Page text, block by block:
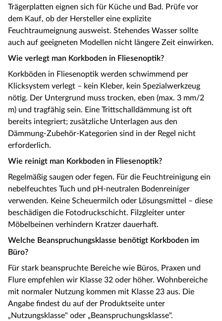
Trägerplatten eignen sich für Küche und Bad. Prüfe vor
dem Kauf, ob der Hersteller eine explizite
Feuchtraumeignung ausweist. Stehendes Wasser sollte
auch auf geeigneten Modellen nicht längere Zeit einwirken.
Wie verlegt man Korkboden in Fliesenoptik?
Korkböden in Fliesenoptik werden schwimmend per
Klicksystem verlegt – kein Kleber, kein Spezialwerkzeug
nötig. Der Untergrund muss trocken, eben (max. 3 mm/2
m) und tragfähig sein. Eine Trittschalldämmung ist oft
bereits integriert; zusätzliche Unterlagen aus den
Dämmung-Zubehör-Kategorien sind in der Regel nicht
erforderlich.
Wie reinigt man Korkboden in Fliesenoptik?
Regelmäßig saugen oder fegen. Für die Feuchtreinigung ein
nebelfeuchtes Tuch und pH-neutralen Bodenreiniger
verwenden. Keine Scheuermilch oder Lösungsmittel – diese
beschädigen die Fotodruckschicht. Filzgleiter unter
Möbelbeinen verhindern Kratzer dauerhaft.
Welche Beanspruchungsklasse benötigt Korkboden im
Büro?
Für stark beanspruchte Bereiche wie Büros, Praxen und
Flure empfehlen wir Klasse 32 oder höher. Wohnbereiche
mit normaler Nutzung kommen mit Klasse 23 aus. Die
Angabe findest du auf der Produktseite unter
„Nutzungsklasse" oder „Beanspruchungsklasse".